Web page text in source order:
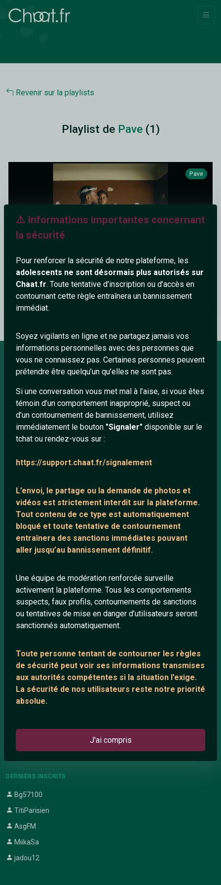
⚠️ Informations importantes concernant
la sécurité
Pour renforcer la sécurité de notre plateforme, les
adolescents ne sont désormais plus autorisés sur
Chaat.fr. Toute tentative d’inscription ou d’accès en
contournant cette règle entraînera un bannissement
immédiat.
Soyez vigilants en ligne et ne partagez jamais vos
informations personnelles avec des personnes que
vous ne connaissez pas. Certaines personnes peuvent
prétendre être quelqu’un qu’elles ne sont pas.
Si une conversation vous met mal à l’aise, si vous êtes
témoin d’un comportement inapproprié, suspect ou
d’un contournement de bannissement, utilisez
immédiatement le bouton "Signaler" disponible sur le
tchat ou rendez-vous sur :
https://support.chaat.fr/signalement
L’envoi, le partage ou la demande de photos et
vidéos est strictement interdit sur la plateforme.
Tout contenu de ce type est automatiquement
bloqué et toute tentative de contournement
entraînera des sanctions immédiates pouvant
aller jusqu’au bannissement définitif.
Une équipe de modération renforcée surveille
activement la plateforme. Tous les comportements
suspects, faux profils, contournements de sanctions
ou tentatives de mise en danger d’utilisateurs seront
sanctionnés automatiquement.
Toute personne tentant de contourner les règles
de sécurité peut voir ses informations transmises
aux autorités compétentes si la situation l’exige.
La sécurité de nos utilisateurs reste notre priorité
absolue.
J'ai compris
Revenir sur la playlists
Playlist de Pave (1)
Pave
Kendrick Lamar - Count Me Out (Official Audio)
À PROPOS
Conditions générales
À propos
Mentions légales
LIENS UTILES
Blog
Salons de discussion
Communauté
Quotes
Nous contacter
ANNEXE
Network IRC
ARTICLES RÉCENTS
Chat vidéo gratuit
DERNIERS INSCRITS
Bg57100
TitiParisien
AsgFM
MiikaSa
jadou12